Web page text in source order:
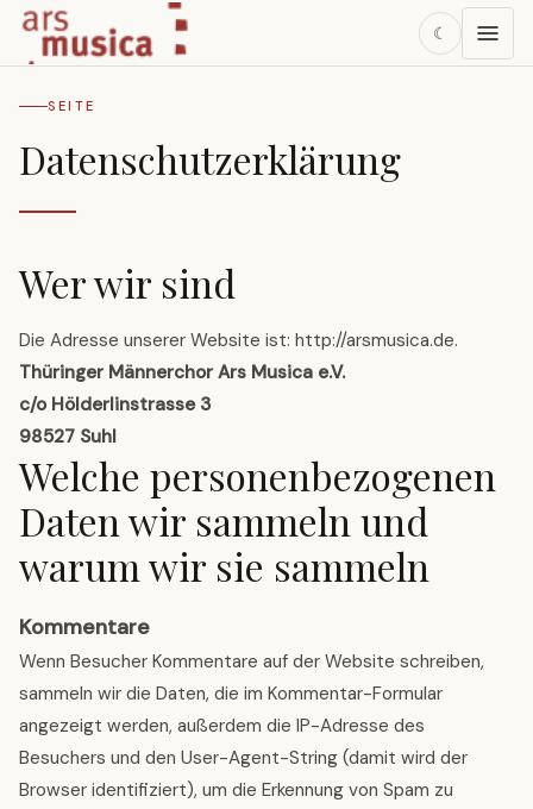
☾
SEITE
Datenschutzerklärung
Wer wir sind
Die Adresse unserer Website ist: http://arsmusica.de.
Thüringer Männerchor Ars Musica e.V.
c/o Hölderlinstrasse 3
98527 Suhl
Welche personenbezogenen
Daten wir sammeln und
warum wir sie sammeln
Kommentare
Wenn Besucher Kommentare auf der Website schreiben,
sammeln wir die Daten, die im Kommentar-Formular
angezeigt werden, außerdem die IP-Adresse des
Besuchers und den User-Agent-String (damit wird der
Browser identifiziert), um die Erkennung von Spam zu